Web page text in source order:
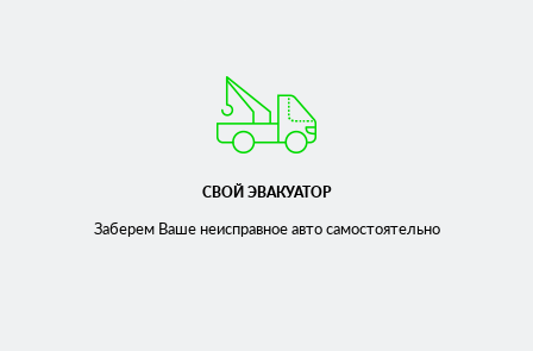
СВОЙ ЭВАКУАТОР
Заберем Ваше неисправноеавто самостоятельно